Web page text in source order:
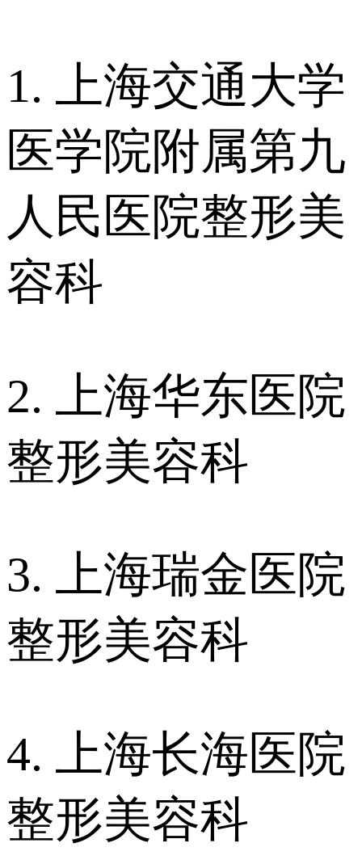
1. 上海交通大学
医学院附属第九
人民医院整形美
容科
2. 上海华东医院
整形美容科
3. 上海瑞金医院
整形美容科
4. 上海长海医院
整形美容科